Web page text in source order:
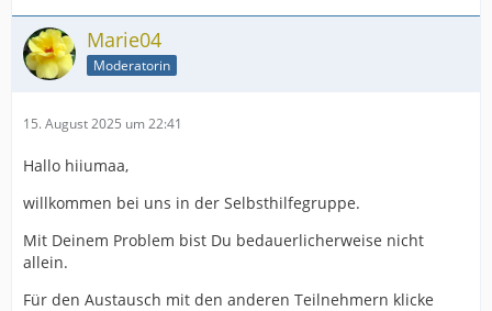
Marie04
Moderatorin
15. August 2025 um 22:41
Hallo hiiumaa,
willkommen bei uns in der Selbsthilfegruppe.
Mit Deinem Problem bist Du bedauerlicherweise nicht
allein.
Für den Austausch mit den anderen Teilnehmern klicke